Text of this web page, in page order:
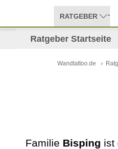
RATGEBER
Ratgeber Startseite
Wandtattoo.de
Familie Bisping ist